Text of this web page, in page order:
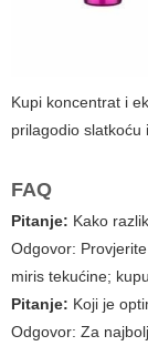
Kupi koncentrat i
prilagodio slatkoću
FAQ
Pitanje: Kako
Odgovor:
miris tekućine;
Pitanje: Koji je
Odgovor: Za